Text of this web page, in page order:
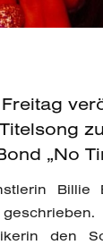
„No
Billie
den